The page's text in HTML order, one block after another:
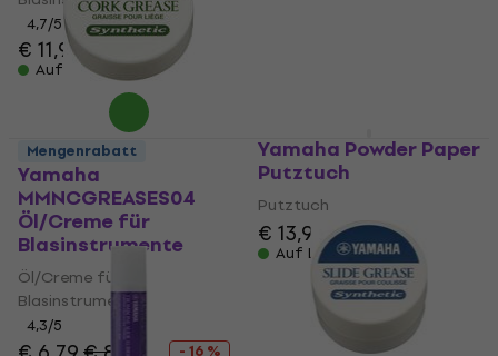
4,7/5
€ 11,90€ 12,10
Auf Lager
Yamaha
MMNCGREASES04
Öl/Creme für
Blasinstrumente
Öl/Creme für
Blasinstrumente
4,3/5
- 16 %
Yamaha Powder Paper
Putztuch
Putztuch
€ 13,90 € 14,90
Auf Lager
Mengenrabatt